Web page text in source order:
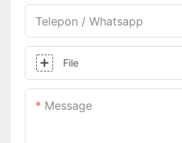
Telepon / Whatsapp
File
Message